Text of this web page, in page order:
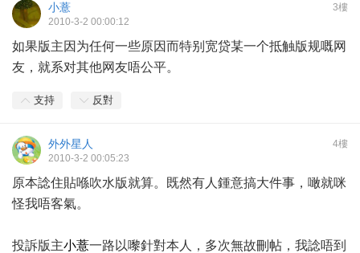
3樓
小薏
2010-3-2 00:00:12
如果版主因为任何一些原因而特别宽贷某一个抵触版规嘅网
友，就系对其他网友唔公平。
支持 反對
4樓
外外星人
2010-3-2 00:05:23
原本諗住貼喺吹水版就算。既然有人鍾意搞大件事，噉就咪
怪我唔客氣。
投訴版主小薏一路以嚟針對本人，多次無故刪帖，我諗唔到